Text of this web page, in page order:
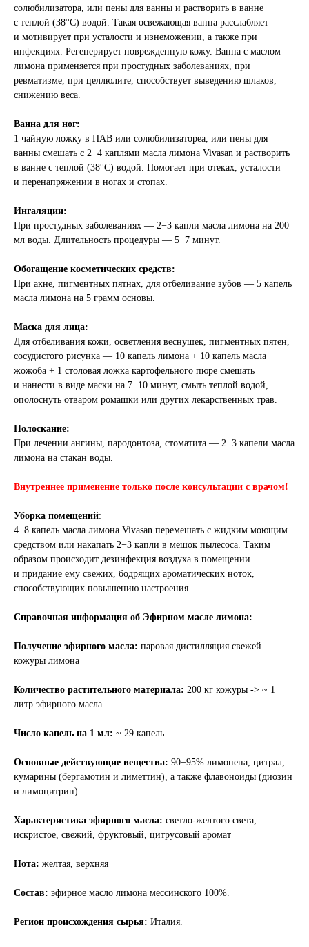
солюбилизатора, или пены для ванны и растворить в ванне
с теплой (38°С) водой. Такая освежающая ванна расслабляет
и мотивирует при усталости и изнеможении, а также при
инфекциях. Регенерирует поврежденную кожу. Ванна с маслом
лимона применяется при простудных заболеваниях, при
ревматизме, при целлюлите, способствует выведению шлаков,
снижению веса.
Ванна для ног:
1 чайную ложку в ПАВ или солюбилизатореа, или пены для
ванны смешать с 2−4 каплями масла лимона Vivasan и растворить
в ванне с теплой (38°С) водой. Помогает при отеках, усталости
и перенапряжении в ногах и стопах.
Ингаляции:
При простудных заболеваниях — 2−3 капли масла лимона на 200
мл воды. Длительность процедуры — 5−7 минут.
Обогащение косметических средств:
При акне, пигментных пятнах, для отбеливание зубов — 5 капель
масла лимона на 5 грамм основы.
Маска для лица:
Для отбеливания кожи, осветления веснушек, пигментных пятен,
сосудистого рисунка — 10 капель лимона + 10 капель масла
жожоба + 1 столовая ложка картофельного пюре смешать
и нанести в виде маски на 7−10 минут, смыть теплой водой,
ополоснуть отваром ромашки или других лекарственных трав.
Полоскание:
При лечении ангины, пародонтоза, стоматита — 2−3 капели масла
лимона на стакан воды.
Внутреннее применение только после консультации с врачом!
Уборка помещений:
4−8 капель масла лимона Vivasan перемешать с жидким моющим
средством или накапать 2−3 капли в мешок пылесоса. Таким
образом происходит дезинфекция воздуха в помещении
и придание ему свежих, бодрящих ароматических ноток,
способствующих повышению настроения.
Справочная информация об Эфирном масле лимона:
Получение эфирного масла: паровая дистилляция свежей
кожуры лимона
Количество растительного материала: 200 кг кожуры -> ~ 1
литр эфирного масла
Число капель на 1 мл: ~ 29 капель
Основные действующие вещества: 90−95% лимонена, цитрал,
кумарины (бергамотин и лиметтин), а также флавоноиды (диозин
и лимоцитрин)
Характеристика эфирного масла: светло-желтого света,
искристое, свежий, фруктовый, цитрусовый аромат
Нота: желтая, верхняя
Состав: эфирное масло лимона мессинского 100%.
Регион происхождения сырья: Италия.